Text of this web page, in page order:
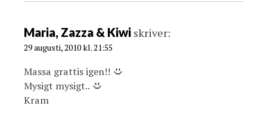
Maria, Zazza & Kiwi skriver:
29 augusti, 2010 kl. 21:55
Massa grattis igen!!
Mysigt mysigt..
Kram